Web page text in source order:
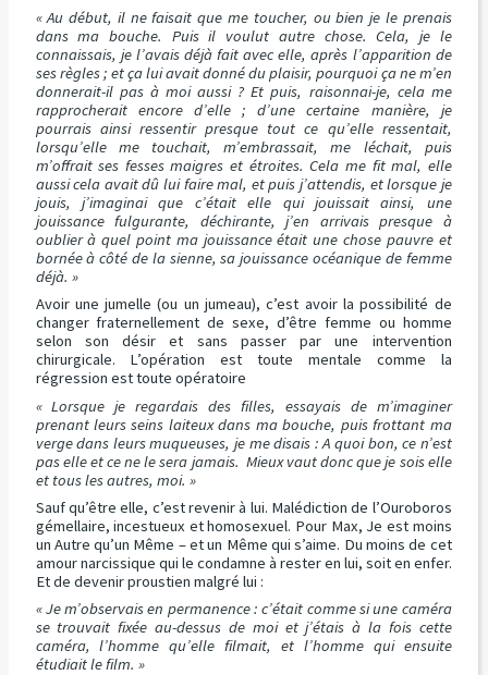
« Au début, il ne faisait que me toucher, ou bien je le prenais
dans ma bouche. Puis il voulut autre chose. Cela, je le
connaissais, je l’avais déjà fait avec elle, après l’apparition de
ses règles ; et ça lui avait donné du plaisir, pourquoi ça ne m’en
donnerait-il pas à moi aussi ? Et puis, raisonnai-je, cela me
rapprocherait encore d’elle ; d’une certaine manière, je
pourrais ainsi ressentir presque tout ce qu’elle ressentait,
lorsqu’elle me touchait, m’embrassait, me léchait, puis
m’offrait ses fesses maigres et étroites. Cela me fit mal, elle
aussi cela avait dû lui faire mal, et puis j’attendis, et lorsque je
jouis, j’imaginai que c’était elle qui jouissait ainsi, une
jouissance fulgurante, déchirante, j’en arrivais presque à
oublier à quel point ma jouissance était une chose pauvre et
bornée à côté de la sienne, sa jouissance océanique de femme
déjà. »
Avoir une jumelle (ou un jumeau), c’est avoir la possibilité de
changer fraternellement de sexe, d’être femme ou homme
selon son désir et sans passer par une intervention
chirurgicale. L’opération est toute mentale comme la
régression est toute opératoire
« Lorsque je regardais des filles, essayais de m’imaginer
prenant leurs seins laiteux dans ma bouche, puis frottant ma
verge dans leurs muqueuses, je me disais : A quoi bon, ce n’est
pas elle et ce ne le sera jamais. Mieux vaut donc que je sois elle
et tous les autres, moi. »
Sauf qu’être elle, c’est revenir à lui. Malédiction de l’Ouroboros
gémellaire, incestueux et homosexuel. Pour Max, Je est moins
un Autre qu’un Même – et un Même qui s’aime. Du moins de cet
amour narcissique qui le condamne à rester en lui, soit en enfer.
Et de devenir proustien malgré lui :
« Je m’observais en permanence : c’était comme si une caméra
se trouvait fixée au-dessus de moi et j’étais à la fois cette
caméra, l’homme qu’elle filmait, et l’homme qui ensuite
étudiait le film. »